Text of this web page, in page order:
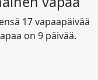
17 vapaapäivää
on 9 päivää.